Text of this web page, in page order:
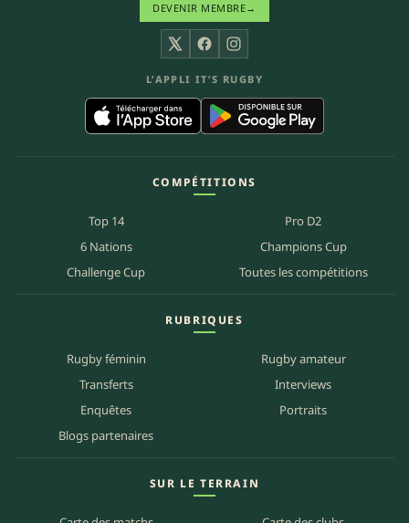
DEVENIR MEMBRE→
X FacebookInstagram
L’APPLI IT’S RUGBY
COMPÉTITIONS
Top 14
Pro D2
6 Nations
Champions Cup
Challenge Cup
Toutes les compétitions
RUBRIQUES
Rugby féminin
Rugby amateur
Transferts
Interviews
Enquêtes
Portraits
Blogs partenaires
SUR LE TERRAIN